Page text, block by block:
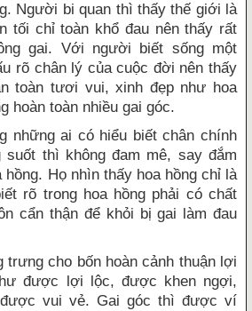
Người bi quan thì thấy thế giới là
tối chỉ toàn khổ đau nên thấy rất
gai. Với người biết sống một
rõ chân lý của cuộc đời nên thấy
toàn tươi vui, xinh đẹp như hoa
hoàn toàn nhiều gai góc.
ai có hiểu biết chân chính
suốt thì không đam mê, say đắm
hồng. Họ nhìn thấy hoa hồng chỉ là
rõ trong hoa hồng phải có chất
cẩn thận để khỏi bị gai làm đau
cho bốn hoàn cảnh thuận lợi
được lợi lộc, được khen ngợi,
vui vẻ. Gai góc thì được ví